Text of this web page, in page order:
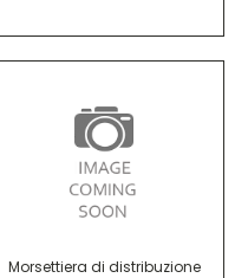
Morsettiera di distribuzione